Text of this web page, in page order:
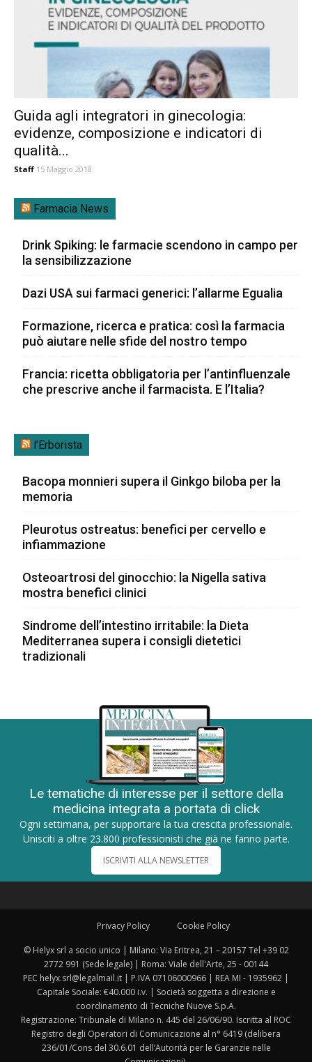
Guida agli integratori in ginecologia:
evidenze, composizione e indicatori di
qualità...
Staff 15 Maggio 2018
Farmacia News
Drink Spiking: le farmacie scendono in campo per
la sensibilizzazione
Dazi USA sui farmaci generici: l’allarme Egualia
Formazione, ricerca e pratica: così la farmacia
può aiutare nelle sfide del nostro tempo
Francia: ricetta obbligatoria per l’antinfluenzale
che prescrive anche il farmacista. E l’Italia?
l’Erborista
Bacopa monnieri supera il Ginkgo biloba per la
memoria
Pleurotus ostreatus: benefici per cervello e
infiammazione
Osteoartrosi del ginocchio: la Nigella sativa
mostra benefici clinici
Sindrome dell’intestino irritabile: la Dieta
Mediterranea supera i consigli dietetici
tradizionali
Le tematiche di interesse per il settore della
medicina integrata a portata di click
Ogni settimana, per supportare la tua crescita professionale.
Unisciti a oltre 23.800 professionisti che già ne fanno parte.
ISCRIVITI ALLA NEWSLETTER
Privacy Policy Cookie Policy
© Helyx srl a socio unico | Milano: Via Eritrea, 21 – 20157 Tel +39 02
2772 991 (Sede legale) | Roma: Viale dell'Arte, 25 - 00144
PEC helyx.srl@legalmail.it | P.IVA 07106000966 | REA MI - 1935962 |
Capitale Sociale: €40.000 i.v. | Società soggetta a direzione e
coordinamento di Tecniche Nuove S.p.A.
Registrazione: Tribunale di Milano n. 445 del 26/06/90. Iscritta al ROC
Registro degli Operatori di Comunicazione al n° 6419 (delibera
236/01/Cons del 30.6.01 dell’Autorità per le Garanzie nelle